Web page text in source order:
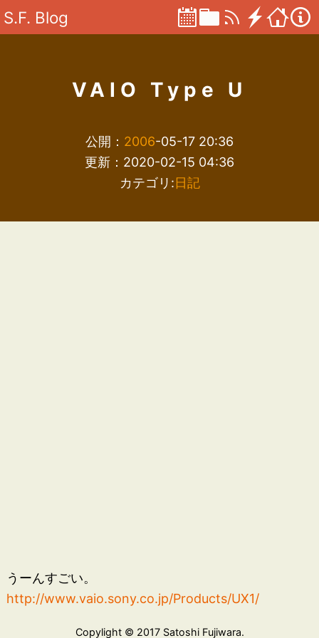
S.F. Blog
VAIO Type U
公開： 2006-05-17 20:36
更新：2020-02-15 04:36
カテゴリ:日記
うーんすごい。
http://www.vaio.sony.co.jp/Products/UX1/
Copylight © 2017 Satoshi Fujiwara.